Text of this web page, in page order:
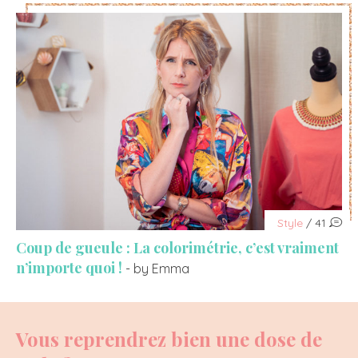
Style / 41
Coup de gueule : La colorimétrie, c’est vraiment
n’importe quoi ! - by Emma
Vous reprendrez bien une dose de